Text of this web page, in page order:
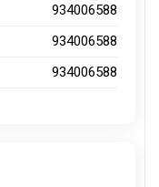
934006588
934006588
934006588